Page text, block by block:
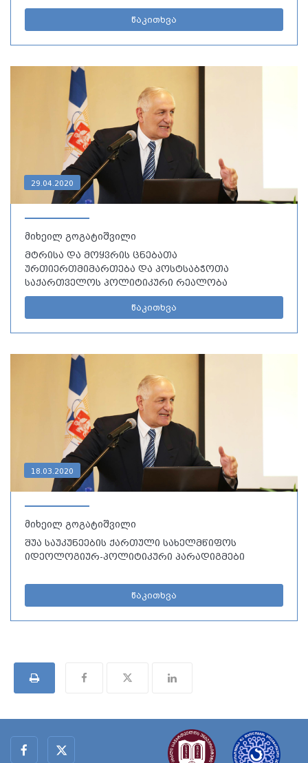
წაკითხვა
29.04.2020
მიხეილ გოგატიშვილი
მტრისა და მოყვრის ცნებათა
ურთიერთმიმართება და პოსტსაბჭოთა
საქართველოს პოლიტიკური რეალობა
წაკითხვა
18.03.2020
მიხეილ გოგატიშვილი
შუა საუკუნეების ქართული სახელმწიფოს
იდეოლოგიურ-პოლიტიკური პარადიგმები
წაკითხვა